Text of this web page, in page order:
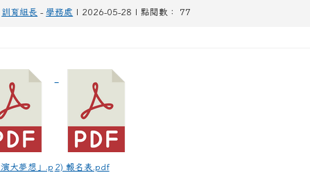
訓育組長 - 學務處 | 2026-05-28 | 點閱數： 77
大夢想」.p 2) 報名表.pdf